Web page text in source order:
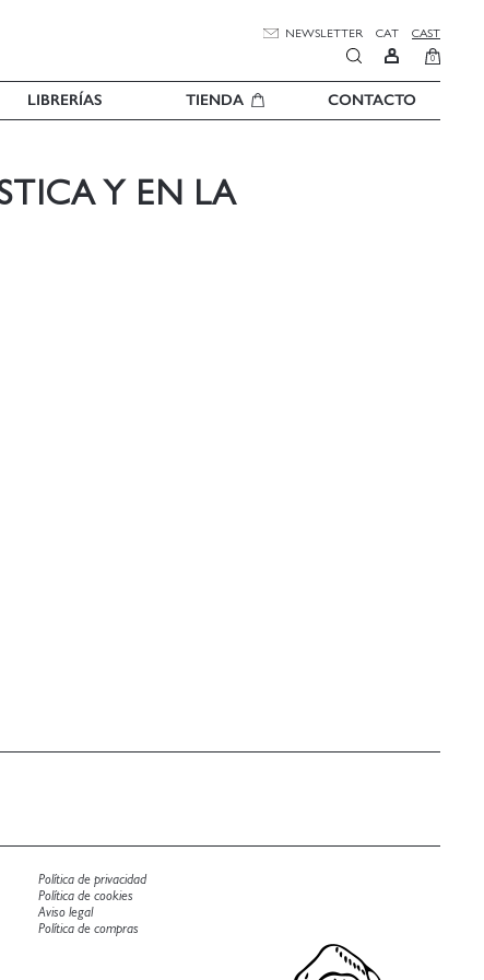
NEWSLETTER CAT CAST
0
LIBRERÍAS TIENDA CONTACTO
Y EN LA
Política de privacidad
Política de cookies
Aviso legal
Política de compras